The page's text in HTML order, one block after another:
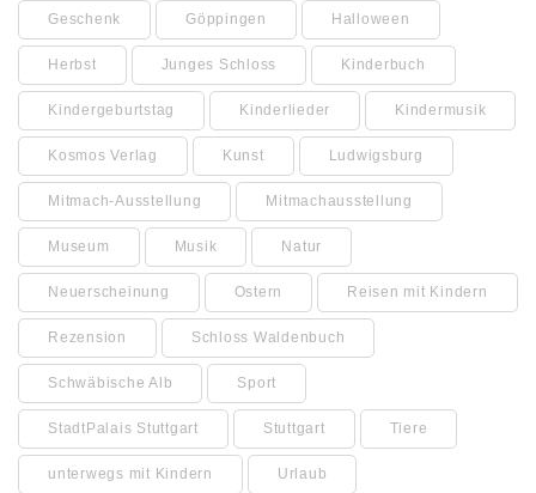
Geschenk Göppingen Halloween
Herbst Junges Schloss Kinderbuch
Kindergeburtstag Kinderlieder Kindermusik
Kosmos Verlag Kunst Ludwigsburg
Mitmach-Ausstellung Mitmachausstellung
Museum Musik Natur
Neuerscheinung Ostern Reisen mit Kindern
Rezension Schloss Waldenbuch
Schwäbische Alb Sport
StadtPalais Stuttgart Stuttgart Tiere
unterwegs mit Kindern Urlaub